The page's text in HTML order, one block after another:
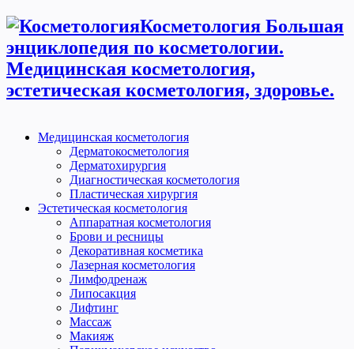
Косметология Большая
энциклопедия по косметологии.
Медицинская косметология,
эстетическая косметология, здоровье.
Медицинская косметология
Дерматокосметология
Дерматохирургия
Диагностическая косметология
Пластическая хирургия
Эстетическая косметология
Аппаратная косметология
Брови и ресницы
Декоративная косметика
Лазерная косметология
Лимфодренаж
Липосакция
Лифтинг
Массаж
Макияж